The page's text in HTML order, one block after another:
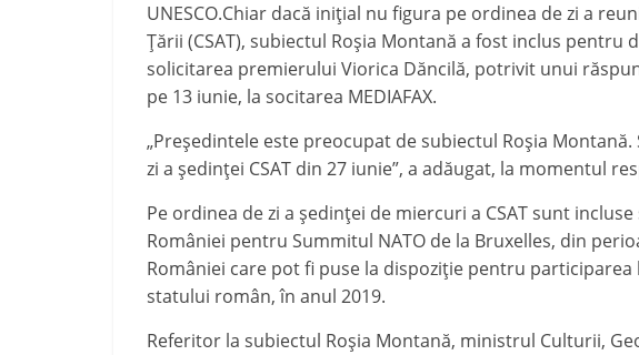
UNESCO.Chiar dacă inițial nu figura pe ordinea de zi a
Ţării (CSAT), subiectul Roșia Montană a fost inclus pentru
solicitarea premierului Viorica Dăncilă, potrivit unui
pe 13 iunie, la socitarea MEDIAFAX.
„Președintele este preocupat de subiectul Roșia
zi a ședinței CSAT din 27 iunie”, a adăugat, la momentul
Pe ordinea de zi a ședinței de miercuri a CSAT sunt
României pentru Summitul NATO de la Bruxelles, din
României care pot fi puse la dispoziţie pentru
statului român, în anul 2019.
Referitor la subiectul Roșia Montană, ministrul Culturii,